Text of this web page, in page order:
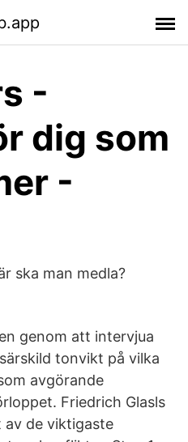
-
dig som
-
ska man medla?
genom att intervjua
tonvikt på vilka
avgörande
Friedrich Glasls
av de viktigaste